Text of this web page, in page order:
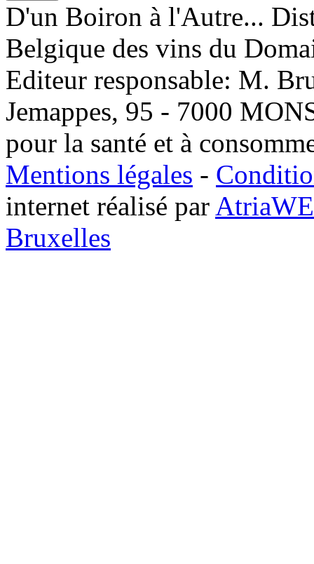
D'un Boiron à l'Autre...
Belgique des vins du
Editeur responsable: M.
Jemappes, 95 - 7000
pour la santé et à
Mentions légales -
internet réalisé par
Bruxelles